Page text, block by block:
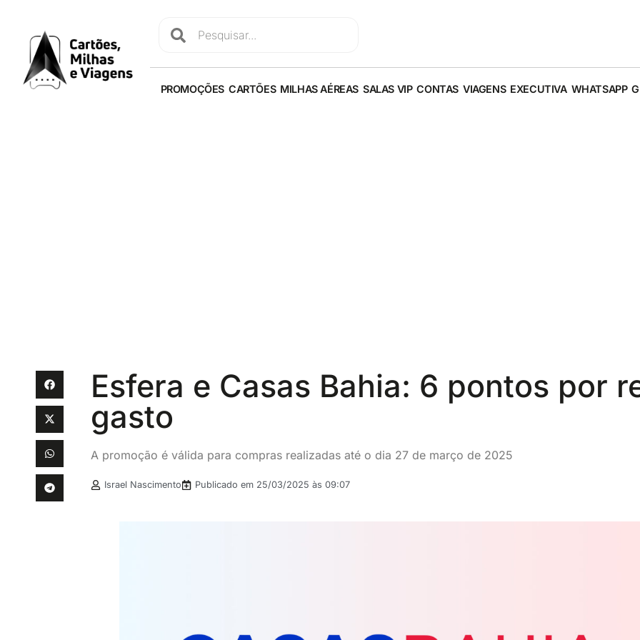
PROMOÇÕES CARTÕES MILHAS AÉREAS SALAS VIP CONTAS VIAGENS EXECUTIVA WHATSAPP
Esfera e Casas Bahia: 6 pontos por
gasto
A promoção é válida para compras realizadas até o dia 27 de março de 2025
Israel Nascimento Publicado em 25/03/2025 às 09:07